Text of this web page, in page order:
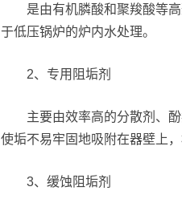
是由有机膦酸和聚羧酸等
于低压锅炉的炉内水处理。
2、专用阻垢剂
主要由效率高的分散剂、
使垢不易牢固地吸附在器壁上
3、缓蚀阻垢剂